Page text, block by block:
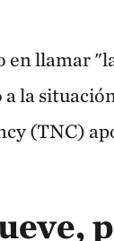
en llamar
a la
(TNC)